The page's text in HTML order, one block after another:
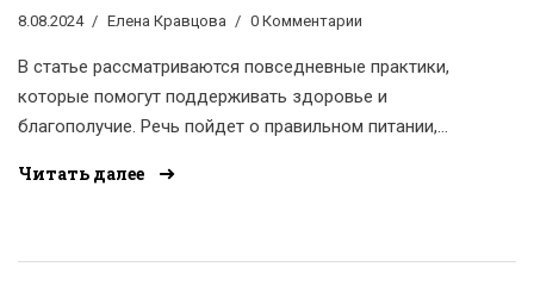
8.08.2024 Елена Кравцова 0 Комментарии
В статье рассматриваются повседневные практики,
которые помогут поддерживать здоровье и
благополучие. Речь пойдет о правильном питании,
психическом здоровье и хорошем сне. Советы помогут
Читать далее